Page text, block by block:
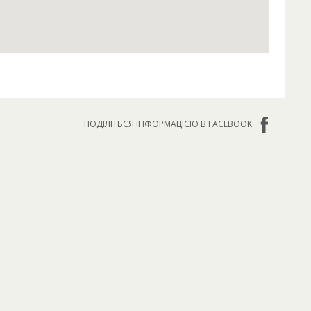
ПОДІЛІТЬСЯ ІНФОРМАЦІЄЮ В FACEBOOK